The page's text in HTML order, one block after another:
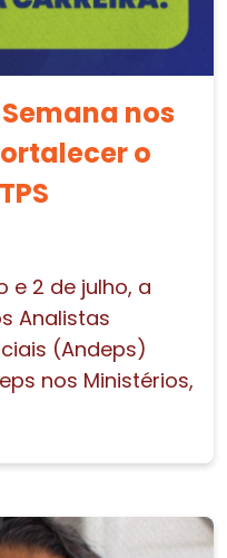
nos
o
e 2 de julho, a
Analistas
(Andeps)
nos Ministérios,